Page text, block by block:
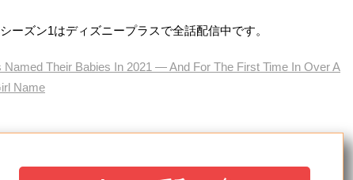
ーズン1はディズニープラスで全話配信中です。
Named Their Babies In 2021 — And For The First Time In Over A
Name